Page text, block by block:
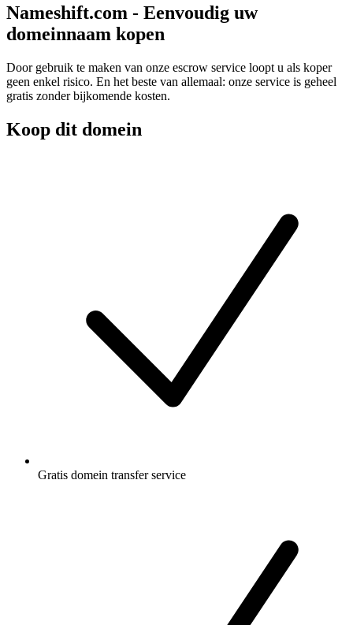
Nameshift.com - Eenvoudig uw
domeinnaam kopen
Door gebruik te maken van onze escrow service loopt u als koper
geen enkel risico. En het beste van allemaal: onze service is geheel
gratis zonder bijkomende kosten.
Koop dit domein
Gratis domein transfer service